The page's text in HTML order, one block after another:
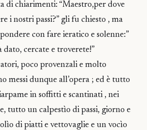
di chiarimenti: “Maestro,per dove
i nostri passi?” gli fu chiesto , ma
con fare ieratico e solenne:”
dato, cercate e troverete!”
poco provenzali e molto
messi dunque all’opera ; ed è tutto
in soffitti e scantinati , nei
tutto un calpestìo di passi, giorno e
di piatti e vettovaglie e un vocìo